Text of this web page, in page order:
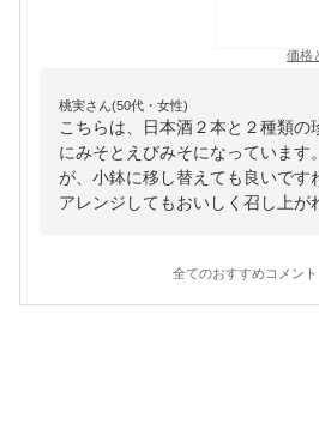
価格
桃実さん(50代・女性)
こちらは、日本酒２本と２種類の
にみそとえびみそになっています
が、小鉢に移し替えても良いです
アレンジしてもおいしく召し上が
全てのおすすめコメント